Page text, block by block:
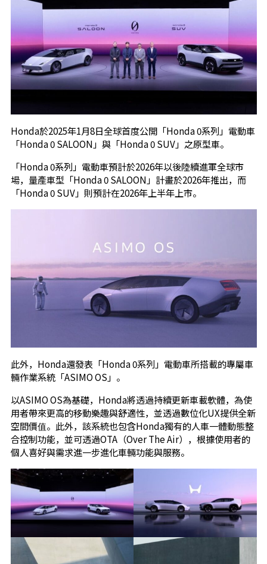
Honda於2025年1月8日全球首度公開「Honda 0系列」電動車
「Honda 0 SALOON」與「Honda 0 SUV」之原型車。
「Honda 0系列」電動車預計於2026年以後陸續進軍全球市
場，量產車型「Honda 0 SALOON」計畫於2026年推出，而
「Honda 0 SUV」則預計在2026年上半年上市。
此外，Honda還發表「Honda 0系列」電動車所搭載的專屬車
輛作業系統「ASIMO OS」。
以ASIMO OS為基礎，Honda將透過持續更新車載軟體，為使
用者帶來更高的移動樂趣與舒適性，並透過數位化UX提供全新
空間價值。此外，該系統也包含Honda獨有的人車一體動態整
合控制功能，並可透過OTA（Over The Air），根據使用者的
個人喜好與需求進一步進化車輛功能與服務。